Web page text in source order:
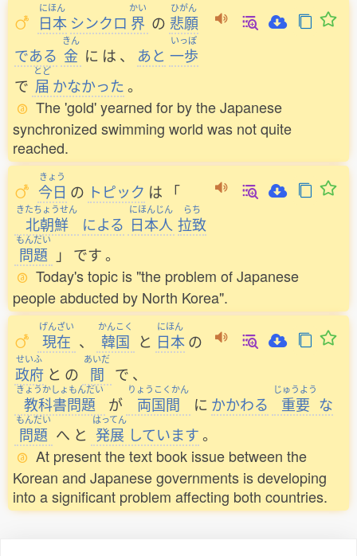
にほん
日本 シンクロ
かい
界 の
ひがん
悲願
である
きん
金 に は 、 あと
いっぽ
一歩
で
とど
届 かなかった。
The 'gold' yearned for by the Japanese
synchronized swimming world was not quite
reached.
きょう
今日 の トピック は 「
きたちょうせん
北朝鮮 による
にほんじん
日本人
らち
拉致
もんだい
問題 」 です。
Today's topic is "the problem of Japanese
people abducted by North Korea".
げんざい
現在 、
かんこく
韓国 と
にほん
日本 の
せいふ
政府 と の
あいだ
間 で 、
きょうかしょもんだい
教科書問題 が
りょうこくかん
両国間 に かかわる
じゅうよう
重要 な
もんだい
問題 へ と
はってん
発展 しています。
At present the text book issue between the
Korean and Japanese governments is developing
into a significant problem affecting both countries.